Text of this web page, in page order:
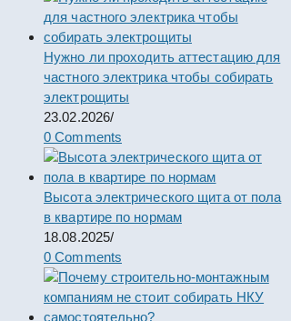
Нужно ли проходить аттестацию для
частного электрика чтобы собирать
электрощиты
23.02.2026/
0 Comments
Высота электрического щита от пола
в квартире по нормам
18.08.2025/
0 Comments